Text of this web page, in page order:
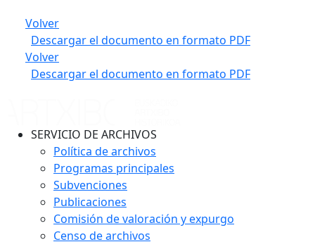
Volver
Descargar el documento en formato PDF
Volver
Descargar el documento en formato PDF
SERVICIO DE ARCHIVOS
Política de archivos
Programas principales
Subvenciones
Publicaciones
Comisión de valoración y expurgo
Censo de archivos